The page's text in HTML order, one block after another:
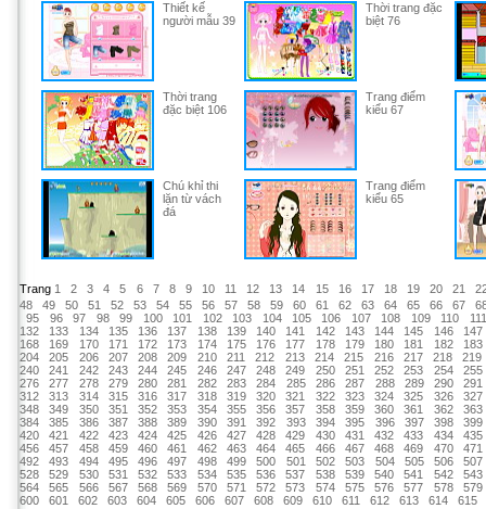
Thiết kế
người mẫu 39
Thời trang đặc
biệt 76
Thời trang
đặc biệt 106
Trang điểm
kiểu 67
Chú khỉ thi
lặn từ vách
đá
Trang điểm
kiểu 65
Trang 1 2 3 4 5 6 7 8 9 10 11 12 13 14 15 16 17 18 19 20 21
48
49 50 51 52 53 54 55 56 57 58 59 60 61 62 63 64 65 66 67
95
96 97 98 99 100 101 102 103 104 105 106 107 108 109 110
111
132
133 134 135 136 137 138 139 140 141 142 143 144 145 146
147
168
169 170 171 172 173 174 175 176 177 178 179 180 181 182
183
204
205 206 207 208 209 210 211 212 213 214 215 216 217 218
219
240
241 242 243 244 245 246 247 248 249 250 251 252 253 254
255
276
277 278 279 280 281 282 283 284 285 286 287 288 289 290
291
312
313 314 315 316 317 318 319 320 321 322 323 324 325 326
327
348
349 350 351 352 353 354 355 356 357 358 359 360 361 362
363
384
385 386 387 388 389 390 391 392 393 394 395 396 397 398
399
420
421 422 423 424 425 426 427 428 429 430 431 432 433 434
435
456
457 458 459 460 461 462 463 464 465 466 467 468 469 470
471
492
493 494 495 496 497 498 499 500 501 502 503 504 505 506
507
528
529 530 531 532 533 534 535 536 537 538 539 540 541 542
543
564
565 566 567 568 569 570 571 572 573 574 575 576 577 578
579
600
601 602 603 604 605 606 607 608 609 610 611 612 613 614 615